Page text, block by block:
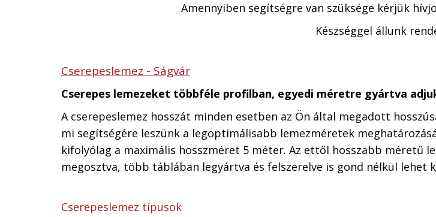
Amennyiben segítségre van szüksége kérjük
Készséggel állunk
Cserepeslemez - Ságvár
Cserepes lemezeket többféle profilban, egyedi méretre gyártva
A cserepeslemez hosszát minden esetben az Ön által megadott
mi segítségére leszünk a legoptimálisabb lemezméretek
kifolyólag a maximális hosszméret 5 méter. Az ettől hosszabb méretű
megosztva, több táblában legyártva és felszerelve is gond nélkül lehet
Cserepeslemez típusok